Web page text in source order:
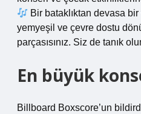
Bir bataklıktan devasa
yemyeşil ve çevre dostu
parçasısınız. Siz de tanık
En büyük
Billboard Boxscore’un